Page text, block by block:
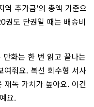
추가금’의 총액 기준으
권도 단권일 때는 배송비
만화는 한 번 읽고 끝나는
여줘요. 복선 회수형 서사
재독 가치가 높아요. 이건
요.